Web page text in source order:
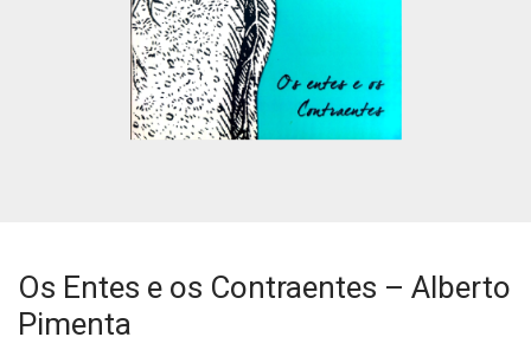
Os Entes e os Contraentes – Alberto
Pimenta